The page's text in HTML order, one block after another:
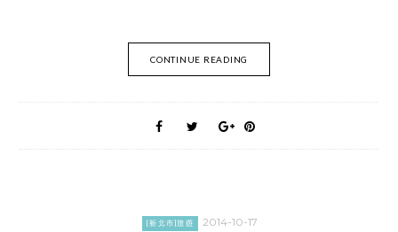
CONTINUE READING
[新北市]旅遊 2014-10-17